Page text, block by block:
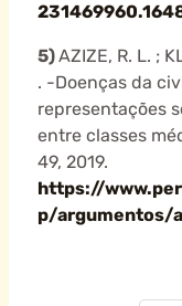
5)AZIZE, R. L. ;
. -Doenças da
representações
entre classes
49, 2019.
https://
p/